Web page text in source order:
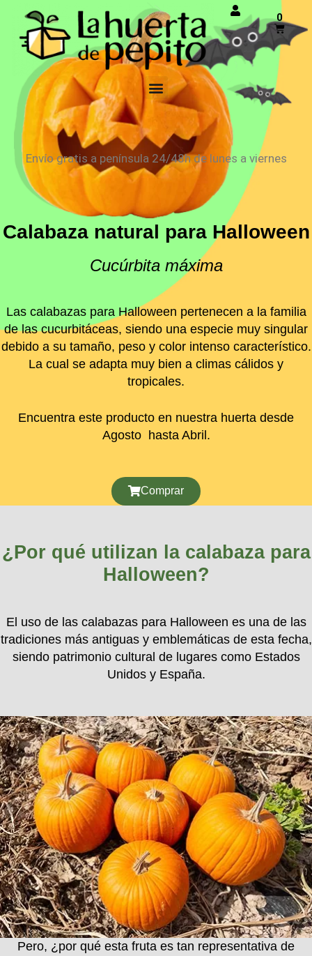
0
Envío gratis a península 24/48h de lunes a viernes
Calabaza natural para Halloween
Cucúrbita máxima
Las calabazas para Halloween pertenecen a la familia
de las cucurbitáceas, siendo una especie muy singular
debido a su tamaño, peso y color intenso característico.
La cual se adapta muy bien a climas cálidos y
tropicales.
Encuentra este producto en nuestra huerta desde
Agosto hasta Abril.
Comprar
¿Por qué utilizan la calabaza para
Halloween?
El uso de las calabazas para Halloween es una de las
tradiciones más antiguas y emblemáticas de esta fecha,
siendo patrimonio cultural de lugares como Estados
Unidos y España.
Pero, ¿por qué esta fruta es tan representativa de